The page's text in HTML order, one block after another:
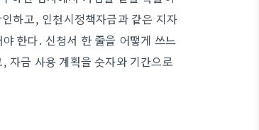
하고, 인천시정책자금과 같은 지자
한다. 신청서 한 줄을 어떻게 쓰느
자금 사용 계획을 숫자와 기간으로